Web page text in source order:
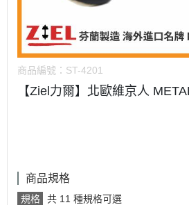
商品編號： ST-4201
【Ziel力爾】北歐維京人
商品規格
規格 共 11 種規格可選